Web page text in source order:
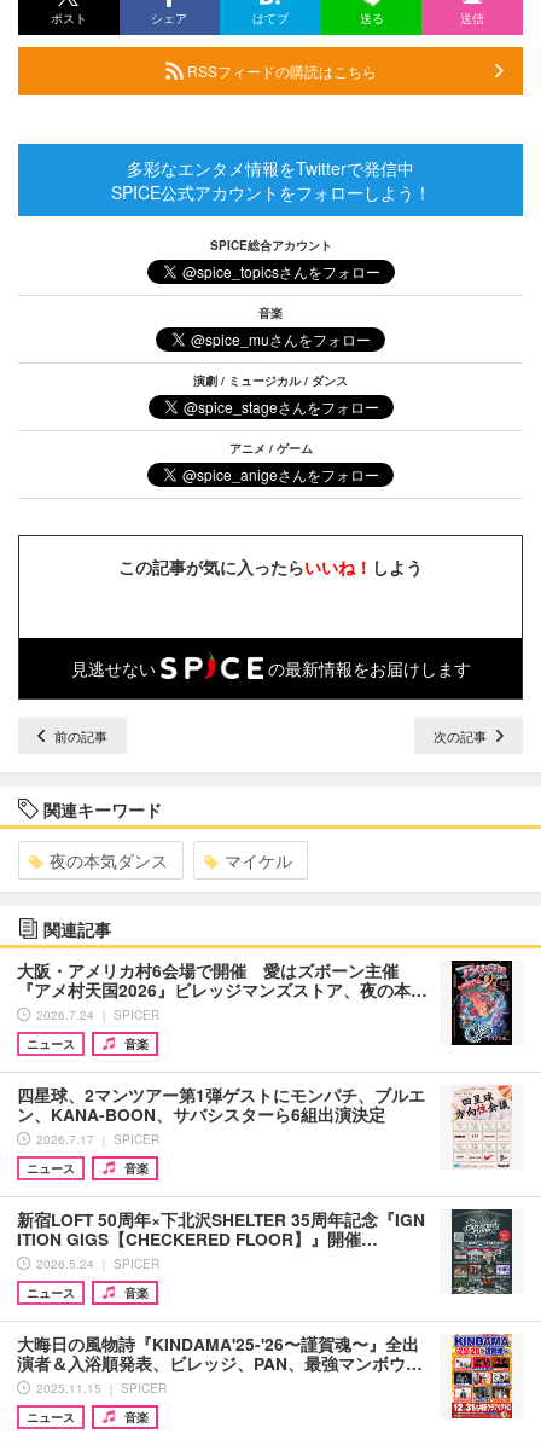
ポスト シェア はてブ 送る 送信
RSSフィードの購読はこちら
多彩なエンタメ情報をTwitterで発信中
SPICE公式アカウントをフォローしよう！
SPICE総合アカウント
音楽
演劇 / ミュージカル / ダンス
アニメ / ゲーム
この記事が気に入ったらいいね！ しよう
見逃せない の最新情報をお届けします
前の記事 次の記事
関連キーワード
夜の本気ダンス マイケル
関連記事
大阪・アメリカ村6会場で開催 愛はズボーン主催
『アメ村天国2026』ビレッジマンズストア、夜の本…
2026.7.24 ｜ SPICER
ニュース
音楽
四星球、2マンツアー第1弾ゲストにモンパチ、ブルエ
ン、KANA-BOON、サバシスターら6組出演決定
2026.7.17 ｜ SPICER
ニュース
音楽
新宿LOFT 50周年×下北沢SHELTER 35周年記念『IGN
ITION GIGS【CHECKERED FLOOR】』開催…
2026.5.24 ｜ SPICER
ニュース
音楽
大晦日の風物詩『KINDAMA'25-'26〜謹賀魂〜』全出
演者＆入浴順発表、ビレッジ、PAN、最強マンボウ…
2025.11.15 ｜ SPICER
ニュース
音楽